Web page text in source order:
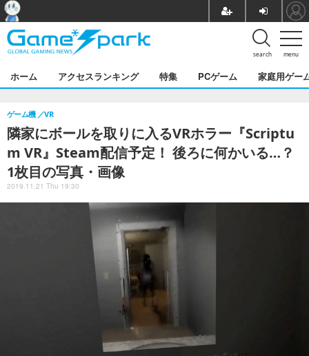
menu
search
ホーム アクセスランキング 特集 PCゲーム 家庭用ゲー
隣家にボールを取りに入るVRホラー『Scriptu
m VR』Steam配信予定！ 後ろに何かいる…？
1枚目の写真・画像
ゲーム機 VR
2019.11.21 Thu 19:30